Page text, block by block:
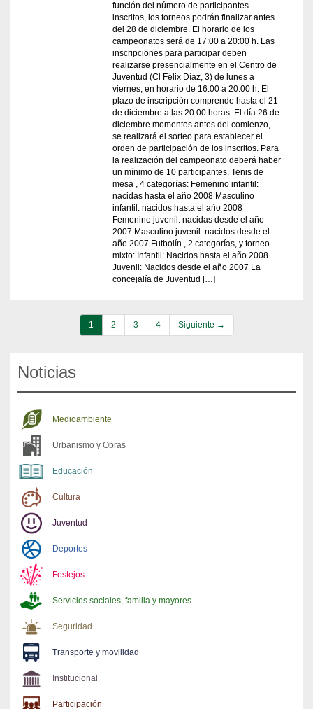
función del número de participantes
inscritos, los torneos podrán finalizar antes
del 28 de diciembre. El horario de los
campeonatos será de 17:00 a 20:00 h. Las
inscripciones para participar deben
realizarse presencialmente en el Centro de
Juventud (Cl Félix Díaz, 3) de lunes a
viernes, en horario de 16:00 a 20:00 h. El
plazo de inscripción comprende hasta el 21
de diciembre a las 20:00 horas. El día 26 de
diciembre momentos antes del comienzo,
se realizará el sorteo para establecer el
orden de participación de los inscritos. Para
la realización del campeonato deberá haber
un mínimo de 10 participantes. Tenis de
mesa , 4 categorías: Femenino infantil:
nacidas hasta el año 2008 Masculino
infantil: nacidos hasta el año 2008
Femenino juvenil: nacidas desde el año
2007 Masculino juvenil: nacidos desde el
año 2007 Futbolín , 2 categorías, y torneo
mixto: Infantil: Nacidos hasta el año 2008
Juvenil: Nacidos desde el año 2007 La
concejalía de Juventud […]
1 2 3 4 Siguiente →
Noticias
Medioambiente
Urbanismo y Obras
Educación
Cultura
Juventud
Deportes
Festejos
Servicios sociales, familia y mayores
Seguridad
Transporte y movilidad
Institucional
Participación